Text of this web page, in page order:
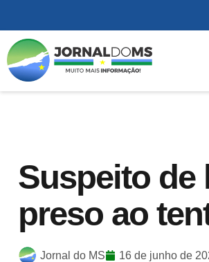
Suspeito de
preso ao
Jornal do MS 16 de junho de